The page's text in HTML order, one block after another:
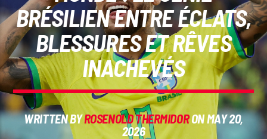
CURRENT TRACK
TITLE
BRÉSILIEN ENTRE ÉCLATS,
BLESSURES ET RÊVES
INACHEVÉS
WRITTEN BYROSENOLD THERMIDORON MAY 20,
2026